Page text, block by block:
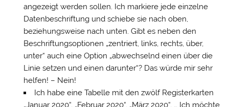
angezeigt werden sollen. Ich markiere jede einzelne
Datenbeschriftung und schiebe sie nach oben,
beziehungsweise nach unten. Gibt es neben den
Beschriftungsoptionen „zentriert, links, rechts, über,
unter“ auch eine Option „abwechselnd einen über die
Linie setzen und einen darunter“? Das würde mir sehr
helfen! – Nein!
Ich habe eine Tabelle mit den zwölf Registerkarten
„Januar 2020“, „Februar 2020“, „März 2020“, … Ich möchte